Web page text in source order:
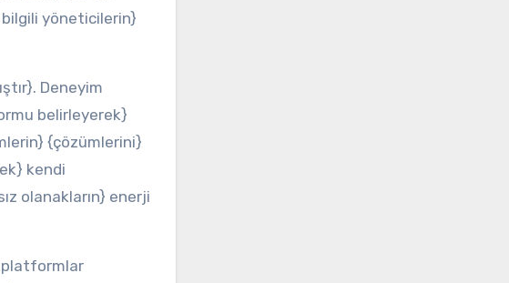
yöneticilerin}
Deneyim
belirleyerek}
{çözümlerini}
kendi
olanakların} enerji
platformlar